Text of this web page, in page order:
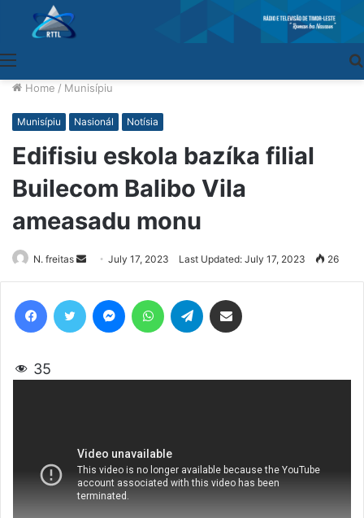
Home / Munisípiu
Munisípiu Nasionál Notísia
Edifisiu eskola bazíka filial
Builecom Balibo Vila
ameasadu monu
N. freitas
Send
an
email
July 17, 2023 Last Updated: July 17, 2023 26
35